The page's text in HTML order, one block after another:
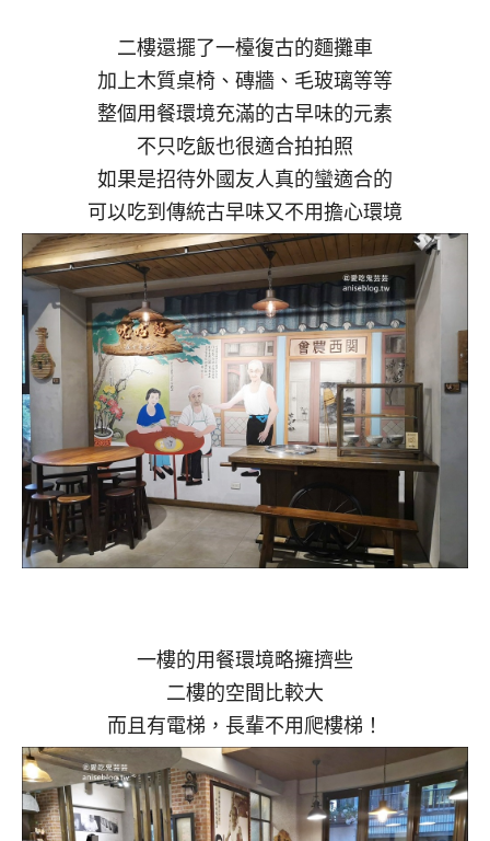
二樓還擺了一檯復古的麵攤車
加上木質桌椅、磚牆、毛玻璃等等
整個用餐環境充滿的古早味的元素
不只吃飯也很適合拍拍照
如果是招待外國友人真的蠻適合的
可以吃到傳統古早味又不用擔心環境
一樓的用餐環境略擁擠些
二樓的空間比較大
而且有電梯，長輩不用爬樓梯！